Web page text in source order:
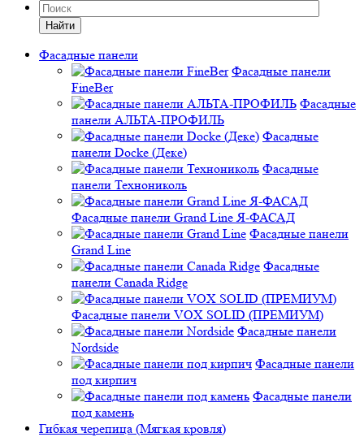
Найти
Фасадные панели
Фасадные панели
FineBer
Фасадные
панели АЛЬТА-ПРОФИЛЬ
Фасадные
панели Docke (Деке)
Фасадные
панели Технониколь
Фасадные панели Grand Line Я-ФАСАД
Фасадные панели
Grand Line
Фасадные
панели Canada Ridge
Фасадные панели VOX SOLID (ПРЕМИУМ)
Фасадные панели
Nordside
Фасадные панели
под кирпич
Фасадные панели
под камень
Гибкая черепица (Мягкая кровля)